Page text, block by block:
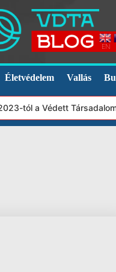
EN
Életvédelem Vallás
tól a Védett